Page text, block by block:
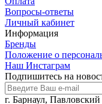
Вопросы-ответы
Личный кабинет
Информация
Бренды
Положение о
Наш Инстаграм
Подпишитесь на
г. Барнаул,